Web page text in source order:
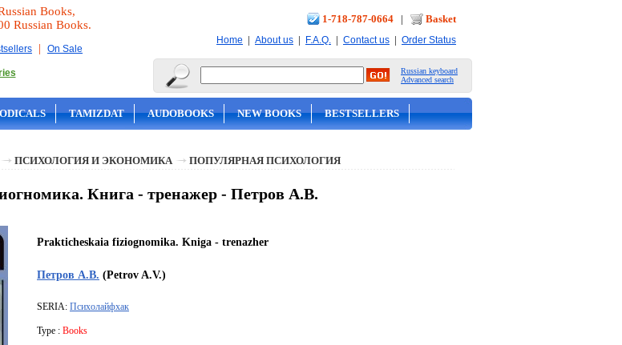
Books,
Russian Books.
| On Sale
1-718-787-0664 | Basket
Home | About us | F.A.Q. | Contact us | Order Status
Russian keyboard
Advanced search
TAMIZDAT AUDOBOOKS NEW BOOKS BESTSELLERS
ПСИХОЛОГИЯ И ЭКОНОМИКА ПОПУЛЯРНАЯ ПСИХОЛОГИЯ
Книга - тренажер - Петров А.В.
Prakticheskaia fiziognomika. Kniga - trenazher
Петров А.В. (Petrov A.V.)
SERIA: Психолайфхак
Type : Books